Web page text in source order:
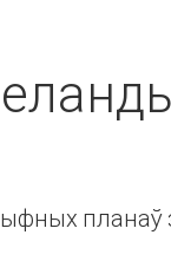
планаў з